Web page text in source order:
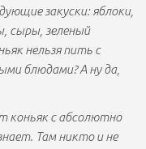
закуски: яблоки,
сыры, зеленый
нельзя пить с
блюдами? А ну да,
коньяк с абсолютно
Там никто и не